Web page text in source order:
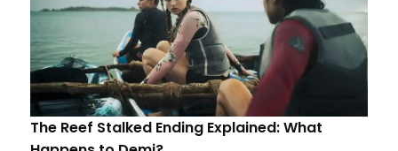
The Reef Stalked Ending Explained: What